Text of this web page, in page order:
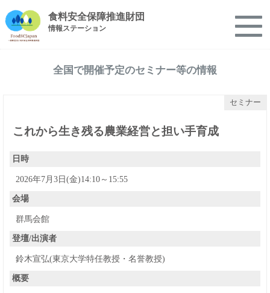
食料安全保障推進財団
情報ステーション
全国で開催予定のセミナー等の情報
セミナー
これから生き残る農業経営と担い手育成
日時
2026年7月3日(金)14:10～15:55
会場
群馬会館
登壇/出演者
鈴木宣弘(東京大学特任教授・名誉教授)
概要